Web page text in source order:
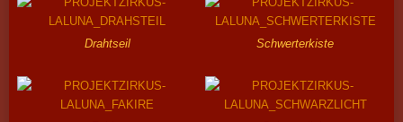
Drahtseil Schwerterkiste